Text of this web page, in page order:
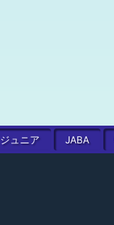
ジュニア JABA